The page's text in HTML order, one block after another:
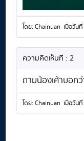
โดย: Chainuan เมื่อวั
ความคิดเห็นที่ : 2
ถามน้องเค้าบอกว่
โดย: Chainuan เมื่อวั